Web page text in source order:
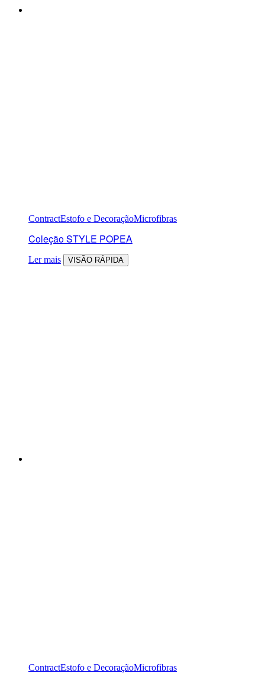
ContractEstofo e DecoraçãoMicrofibras
Coleção STYLE POPEA
Ler mais VISÃO RÁPIDA
ContractEstofo e DecoraçãoMicrofibras